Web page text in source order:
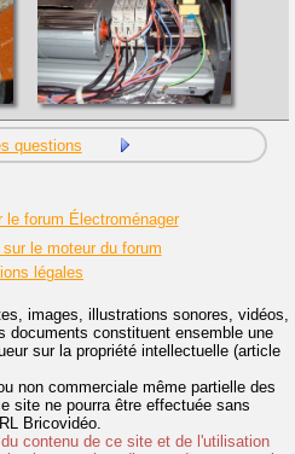
questions
le forum Électroménager
sur le moteur du forum
légales
images, illustrations sonores, vidéos,
documents constituent ensemble une
sur la propriété intellectuelle (article
non commerciale même partielle des
site ne pourra être effectuée sans
Bricovidéo.
contenu de ce site et de l'utilisation